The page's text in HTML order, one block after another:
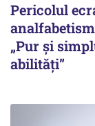
Pericolul
„Pur și
abilități”